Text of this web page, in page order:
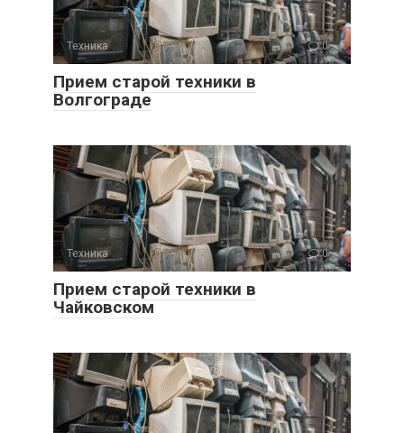
Техника 0
Прием старой техники в
Волгограде
Техника 0
Прием старой техники в
Чайковском